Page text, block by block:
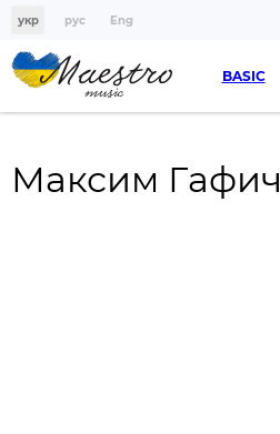
укр рус Eng
BASIC
Максим Гафич